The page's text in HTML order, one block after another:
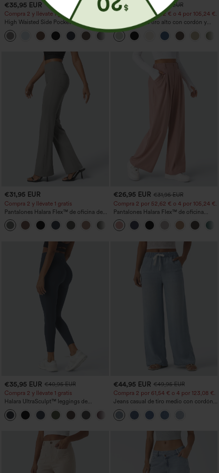
€35,95 EUR
Compra 2 y llévate 1 gratis
High Waisted Side Pocket Straight Leg
Work Pants
€31,95 EUR €35,95 EUR
Compra 2 por 52,62 € o 4 por 105,24 €.
Pantalones de tiro alto con cordón y
bolsillos, pernera ancha, holgados y de
estilo casual con tacto de lino.
€31,95 EUR
Compra 2 y llévate 1 gratis
Pantalones Halara Flex™ de oficina de
tiro alto ligeramente acampanados con
bolsillos
+13
€26,95 EUR €31,95 EUR
Compra 2 por 52,62 € o 4 por 105,24 €.
Pantalones Halara Flex™ de oficina
anchos plisados de tiro alto con bolsillos
en tela tipo gofre
€35,95 EUR €40,95 EUR
Compra 2 y llévate 1 gratis
Halara UltraSculpt™ leggings de
entrenamiento moldeadores de talle alto
con fruncido trasero que realza los
glúteos, control de abdomen y bolsillos
+12
€44,95 EUR €49,95 EUR
Compra 2 por 61,54 € o 4 por 123,08 €.
Jeans casual de tiro medio con cordón y
bolsillos